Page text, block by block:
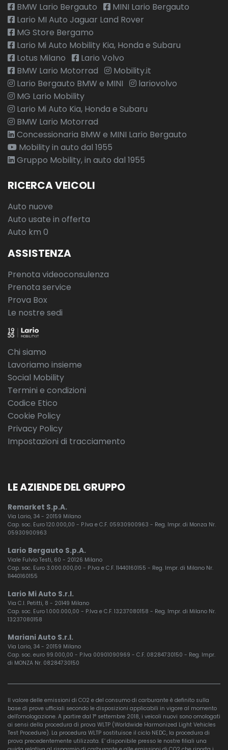
BMW Lario Bergauto
MINI Lario Bergauto
Lario MI Auto Jaguar Land Rover
MG Store Bergamo
Lario Mi Auto Mobility Kia, Honda e Subaru
Lotus Milano
Lario Volvo
BMW Lario Motorrad
Mobility.it
Lario Bergauto BMW e MINI
lariovolvo
MG Lario Mobility
Lario Mi Auto Kia, Honda e Subaru
BMW Lario Motorrad
Concessionaria BMW e MINI Lario Bergauto
Mobility in auto dal 1955
Gruppo Mobility, in auto dal 1955
RICERCA VEICOLI
Auto nuove
Auto usate in offerta
Auto km 0
ASSISTENZA
Prenota videoconsulenza
Prenota service
Prova Box
Le nostre sedi
Chi siamo
Lavoriamo insieme
Social Mobility
Termini e condizioni
Codice Etico
Cookie Policy
Privacy Policy
Impostazioni di tracciamento
LE AZIENDE DEL GRUPPO
Remarket S.p.A.
Via Lario, 34 - 20159 Milano
Cap. soc. Euro 120.000,00 - P.Iva e C.F. 05930900963 - Reg. Impr. di Monza Nr.
05930900963
Lario Bergauto S.p.A.
Viale Fulvio Testi, 60 - 20126 Milano
Cap. soc. Euro 3.000.000,00 - P.Iva e C.F. 11440160155 - Reg. Impr. di Milano Nr.
11440160155
Lario Mi Auto S.r.l.
Via C.I. Petitti, 8 - 20149 Milano
Cap. soc. Euro 1.000.000,00 - P.Iva e C.F. 13237080158 - Reg. Impr. di Milano Nr.
13237080158
Mariani Auto S.r.l.
Via Lario, 34 - 20159 Milano
Cap. soc. euro 99.000,00 - P.Iva 00901090969 - C.F. 08284730150 - Reg. Impr.
di MONZA Nr. 08284730150
Il valore delle emissioni di CO2 e del consumo di carburante è definito sulla
base di prove ufficiali secondo le disposizioni applicabili in vigore al momento
dell'omologazione. A partire dal 1° settembre 2018, i veicoli nuovi sono omologati
ai sensi della procedura di prova WLTP (Worldwide Harmonized Light Vehicles
Test Procedure). La procedura WLTP sostituisce il ciclo NEDC, la procedura di
prova precedentemente utilizzata. E’ disponibile presso le nostre filiali una